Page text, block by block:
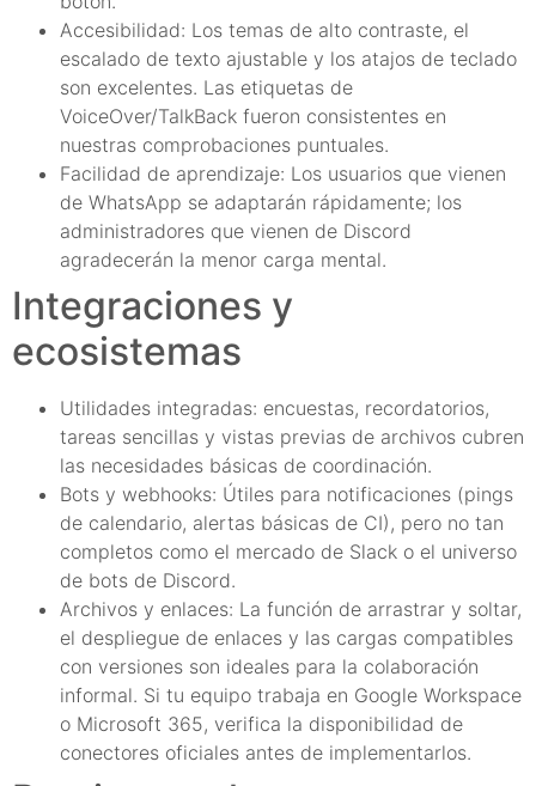
Accesibilidad: Los temas de alto contraste, el
escalado de texto ajustable y los atajos de teclado
son excelentes. Las etiquetas de
VoiceOver/TalkBack fueron consistentes en
nuestras comprobaciones puntuales.
Facilidad de aprendizaje: Los usuarios que vienen
de WhatsApp se adaptarán rápidamente; los
administradores que vienen de Discord
agradecerán la menor carga mental.
Integraciones y
ecosistemas
Utilidades integradas: encuestas, recordatorios,
tareas sencillas y vistas previas de archivos cubren
las necesidades básicas de coordinación.
Bots y webhooks: Útiles para notificaciones (pings
de calendario, alertas básicas de CI), pero no tan
completos como el mercado de Slack o el universo
de bots de Discord.
Archivos y enlaces: La función de arrastrar y soltar,
el despliegue de enlaces y las cargas compatibles
con versiones son ideales para la colaboración
informal. Si tu equipo trabaja en Google Workspace
o Microsoft 365, verifica la disponibilidad de
conectores oficiales antes de implementarlos.